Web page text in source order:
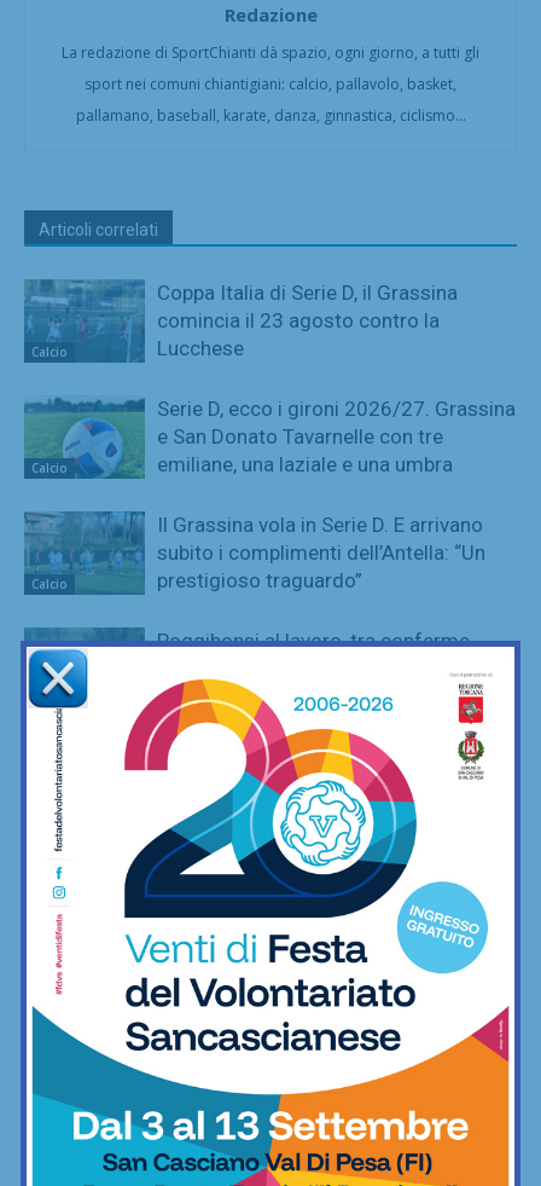
Redazione
La redazione di SportChianti dà spazio, ogni giorno, a tutti gli
sport nei comuni chiantigiani: calcio, pallavolo, basket,
pallamano, baseball, karate, danza, ginnastica, ciclismo...
Articoli correlati
Calcio
Coppa Italia di Serie D, il Grassina
comincia il 23 agosto contro la
Lucchese
Calcio
Serie D, ecco i gironi 2026/27. Grassina
e San Donato Tavarnelle con tre
emiliane, una laziale e una umbra
Calcio
Il Grassina vola in Serie D. E arrivano
subito i complimenti dell’Antella: “Un
prestigioso traguardo”
Calcio
Poggibonsi al lavoro, tra conferme,
Calcio
Adesso è proprio ufficiale: il Grassina
giocherà in Serie D nella prossima
stagione
Calcio
Poggibonsi, il nuovo allenatore per
l’Eccellenza è Marco Guidi
È ripescaggio: il Grassina fa festa e
torna in Serie D dopo 5 anni
Poggibonsi, prime mosse: Fusci
confermato direttore tecnico. In serata
presentazione del nuovo allenatore